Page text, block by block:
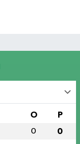
O P
0 0